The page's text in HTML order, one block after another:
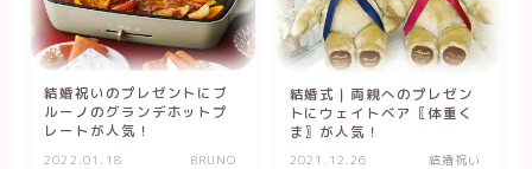
結婚祝いのプレゼントにブ
ルーノのグランデホットプ
レートが人気！
2022.01.18 BRUNO
結婚式｜両親へのプレゼン
トにウェイトベア〖体重く
ま〗が人気！
2021.12.26 結婚祝い